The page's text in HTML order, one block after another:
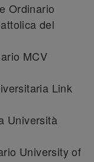
Ordinario
del
MCV
Link
Università
University of